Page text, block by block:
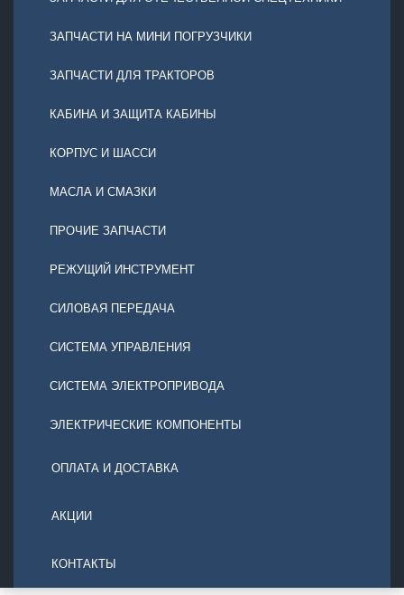
ЗАПЧАСТИ НА МИНИ ПОГРУЗЧИКИ
ЗАПЧАСТИ ДЛЯ ТРАКТОРОВ
КАБИНА И ЗАЩИТА КАБИНЫ
КОРПУС И ШАССИ
МАСЛА И СМАЗКИ
ПРОЧИЕ ЗАПЧАСТИ
РЕЖУЩИЙ ИНСТРУМЕНТ
СИЛОВАЯ ПЕРЕДАЧА
СИСТЕМА УПРАВЛЕНИЯ
СИСТЕМА ЭЛЕКТРОПРИВОДА
ЭЛЕКТРИЧЕСКИЕ КОМПОНЕНТЫ
ОПЛАТА И ДОСТАВКА
АКЦИИ
КОНТАКТЫ